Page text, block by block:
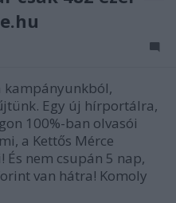
kampányunkból,
Egy új hírportálra,
100%-ban olvasói
a Kettős Mérce
nem csupán 5 nap,
van hátra! Komoly